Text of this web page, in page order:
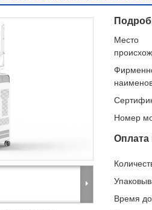
Место
Номер
Оплата
Время